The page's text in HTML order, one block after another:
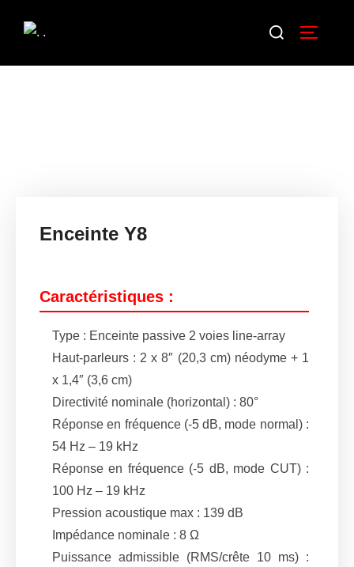
Enceinte Y8
Caractéristiques :
Type : Enceinte passive 2 voies line-array
Haut-parleurs : 2 x 8″ (20,3 cm) néodyme + 1
x 1,4″ (3,6 cm)
Directivité nominale (horizontal) : 80°
Réponse en fréquence (-5 dB, mode normal) :
54 Hz – 19 kHz
Réponse en fréquence (-5 dB, mode CUT) :
100 Hz – 19 kHz
Pression acoustique max : 139 dB
Impédance nominale : 8 Ω
Puissance admissible (RMS/crête 10 ms) :